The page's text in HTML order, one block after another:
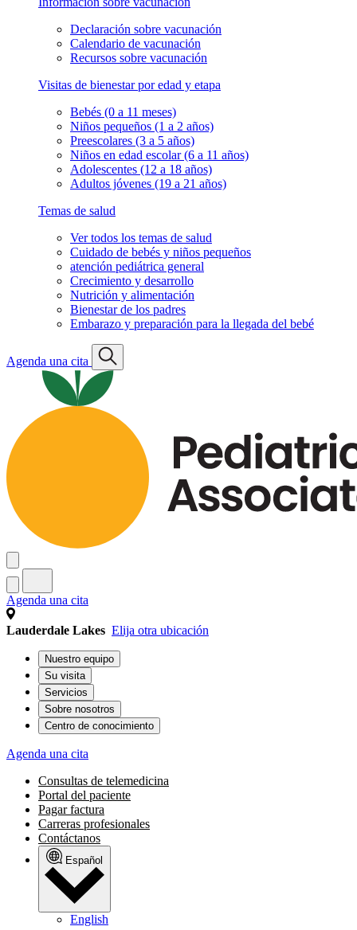
Declaración sobre vacunación
Calendario de vacunación
Recursos sobre vacunación
Visitas de bienestar por edad y etapa
Bebés (0 a 11 meses)
Niños pequeños (1 a 2 años)
Preescolares (3 a 5 años)
Niños en edad escolar (6 a 11 años)
Adolescentes (12 a 18 años)
Adultos jóvenes (19 a 21 años)
Temas de salud
Ver todos los temas de salud
Cuidado de bebés y niños pequeños
atención pediátrica general
Crecimiento y desarrollo
Nutrición y alimentación
Bienestar de los padres
Embarazo y preparación para la llegada del bebé
Agenda una cita
Agenda una cita
Lauderdale Lakes Elija otra ubicación
Nuestro equipo
Su visita
Servicios
Sobre nosotros
Centro de conocimiento
Agenda una cita
Consultas de telemedicina
Portal del paciente
Pagar factura
Carreras profesionales
Contáctanos
Español
English